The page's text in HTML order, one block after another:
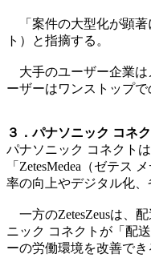
「案件の大型化が顕著
ト）と指摘する。
大手のユーザー企業は
ーザーはワンストップ
３．パナソニック コネ
パナソニック コネクト
「ZetesMedea（ゼテス
率の向上やデジタル化、
一方のZetesZeusは、
ニック コネクトが「配
ーの労働環境を改善でき